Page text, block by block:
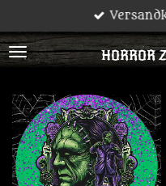
Hauptinhalt
springen
HORROR